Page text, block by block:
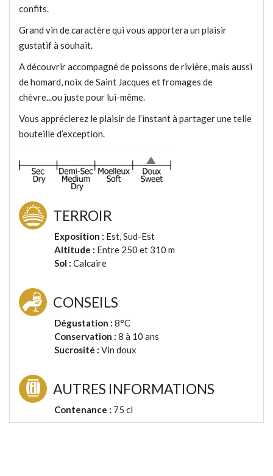
confits.
Grand vin de caractère qui vous apportera un plaisir
gustatif à souhait.
A découvrir accompagné de poissons de rivière, mais aussi
de homard, noix de Saint Jacques et fromages de
chèvre...ou juste pour lui-même.
Vous apprécierez le plaisir de l’instant à partager une telle
bouteille d’exception.
TERROIR
Exposition : Est, Sud-Est
Altitude : Entre 250 et 310 m
Sol : Calcaire
CONSEILS
Dégustation : 8°C
Conservation : 8 à 10 ans
Sucrosité : Vin doux
AUTRES INFORMATIONS
Contenance : 75 cl